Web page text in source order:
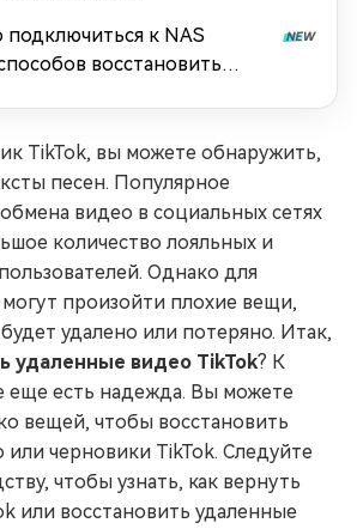
к NAS
восстановить
TikTok, вы можете обнаружить,
песен. Популярное
видео в социальных сетях
количество лояльных и
Однако для
произойти плохие вещи,
удалено или потеряно. Итак,
удаленные видео TikTok? К
еще есть надежда. Вы можете
вещей, чтобы восстановить
черновики TikTok. Следуйте
чтобы узнать, как вернуть
или восстановить удаленные